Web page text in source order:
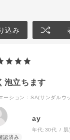
込み
泡立ちます
ーション：SA(サンダルウ
ay
年代:30代